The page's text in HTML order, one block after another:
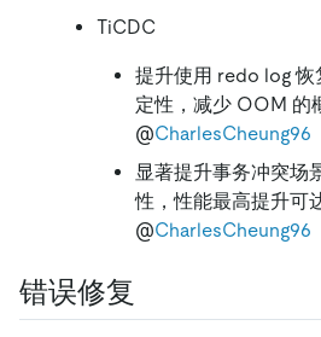
TiCDC
提升使用 redo log
定性，减少 OOM 的
@CharlesCheung96
显著提升事务冲突场
性，性能最高提升可
@CharlesCheung96
错误修复